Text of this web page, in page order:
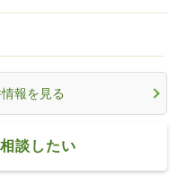
報を見る
談したい